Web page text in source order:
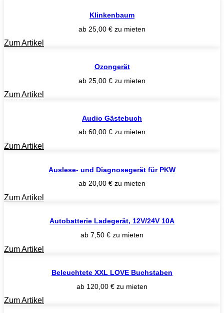
Klinkenbaum
ab 25,00 € zu mieten
Zum Artikel
Ozongerät
ab 25,00 € zu mieten
Zum Artikel
Audio Gästebuch
ab 60,00 € zu mieten
Zum Artikel
Auslese- und Diagnosegerät für PKW
ab 20,00 € zu mieten
Zum Artikel
Autobatterie Ladegerät, 12V/24V 10A
ab 7,50 € zu mieten
Zum Artikel
Beleuchtete XXL LOVE Buchstaben
ab 120,00 € zu mieten
Zum Artikel